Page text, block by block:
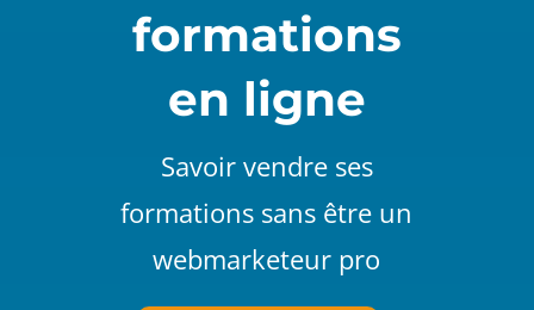
formations
en ligne
Savoir vendre ses
formations sans être un
webmarketeur pro